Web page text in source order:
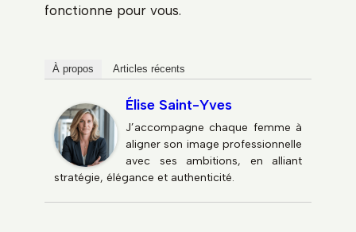
fonctionne pour vous.
À propos Articles récents
Élise Saint-Yves
J’accompagne chaque femme à
aligner son image professionnelle
avec ses ambitions, en alliant
stratégie, élégance et authenticité.